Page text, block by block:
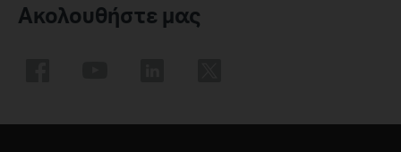
Ακολουθήστε μας